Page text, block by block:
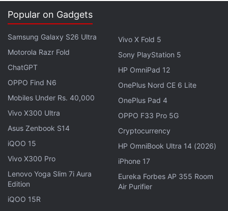
இருக்கும்னு எதிர்பார்க்கலாம்.
உதாரணமாக, Xiaomi 15 Ultra-வில் 6.73 இன்ச் LTPO
AMOLED டிஸ்ப்ளே, 120Hz ரெஃப்ரெஷ் ரேட், 3,200 nits
பீக் பிரைட்னஸ் எல்லாம் இருந்துச்சு. அதைவிடச் சிறப்பான
அம்சங்கள் இதில் கட்டாயம் இருக்கும். இந்த ஃபிளாக்ஷிப்
மாடல், இப்போதைய Xiaomi 17 சீரிஸுக்குப் பின்னாடி
2026-ஆம் ஆண்டு லான்ச் ஆகலாம்னு எதிர்பார்க்கப்படுது.
மேலும், இந்த மொபைலில் டைரக்ட் சாட்டிலைட் கனெக்டிவிட்டி
(Direct Satellite Connectivity) போன்ற அதிநவீன
தொழில்நுட்பங்கள் கூட இடம்பெற வாய்ப்பு இருக்குன்னு
கேமரா டெக்னாலஜியில் Xiaomi-யின் இந்த அதிரடி முயற்சி,
உலக ஃபிளாக்ஷிப் மொபைல்களுக்கு ஒரு பெரிய சவாலாக
இருக்கும். 200MP பெரிஸ்கோப் லென்ஸோட போட்டோ
Popular on Gadgets
Samsung Galaxy S26 Ultra
Motorola Razr Fold
ChatGPT
OPPO Find N6
Mobiles Under Rs. 40,000
Vivo X300 Ultra
Asus Zenbook S14
iQOO 15
Vivo X300 Pro
Lenovo Yoga Slim 7i Aura
Edition
iQOO 15R
Vivo X Fold 5
Sony PlayStation 5
HP OmniPad 12
OnePlus Nord CE 6 Lite
OnePlus Pad 4
OPPO F33 Pro 5G
Cryptocurrency
HP OmniBook Ultra 14 (2026)
iPhone 17
Eureka Forbes AP 355 Room
Air Purifier